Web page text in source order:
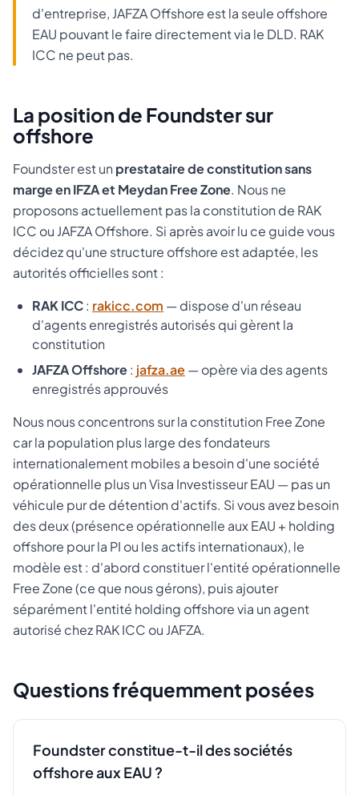
d'entreprise, JAFZA Offshore est la seule offshore
EAU pouvant le faire directement via le DLD. RAK
ICC ne peut pas.
La position de Foundster sur
offshore
Foundster est un prestataire de constitution sans
marge en IFZA et Meydan Free Zone. Nous ne
proposons actuellement pas la constitution de RAK
ICC ou JAFZA Offshore. Si après avoir lu ce guide vous
décidez qu'une structure offshore est adaptée, les
autorités officielles sont :
RAK ICC: rakicc.com — dispose d'un réseau
d'agents enregistrés autorisés qui gèrent la
constitution
JAFZA Offshore: jafza.ae — opère via des agents
enregistrés approuvés
Nous nous concentrons sur la constitution Free Zone
car la population plus large des fondateurs
internationalement mobiles a besoin d'une société
opérationnelle plus un Visa Investisseur EAU — pas un
véhicule pur de détention d'actifs. Si vous avez besoin
des deux (présence opérationnelle aux EAU + holding
offshore pour la PI ou les actifs internationaux), le
modèle est : d'abord constituer l'entité opérationnelle
Free Zone (ce que nous gérons), puis ajouter
séparément l'entité holding offshore via un agent
autorisé chez RAK ICC ou JAFZA.
Questions fréquemment posées
Foundster constitue-t-il des sociétés
offshore aux EAU ?